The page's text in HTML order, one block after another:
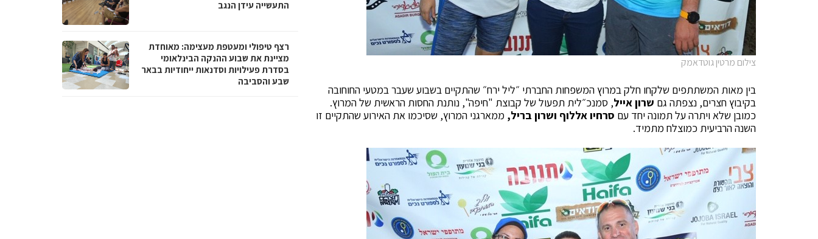
צילום מרטין גוטדאמק
בין מאות המשתתפים שלקחו חלק במרוץ המשפחות החברתי ״ליל ירח״ שהתקיים בשבוע שעבר במטעי החוחובה
בקיבוץ חצרים, נצפתה גם שרון אייל, סמנכ״לית תפעול של קבוצת "חיפה", נותנת החסות הראשית של המרוץ.
כמובן שלא ויתרה על תמונה יחד עם סרחיו אללוף ושרון בריל, ממארגני המרוץ, שסיכמו את האירוע שהתקיים זו
השנה הרביעית כמוצלח מתמיד.
התעשייה עידן הנגב
רצף טיפולי ומעטפת מעצימה: מאוחדת
מציינת את שבוע ההנקה הבינלאומי
בסדרת פעילויות וסדנאות ייחודיות בבאר
שבע והסביבה